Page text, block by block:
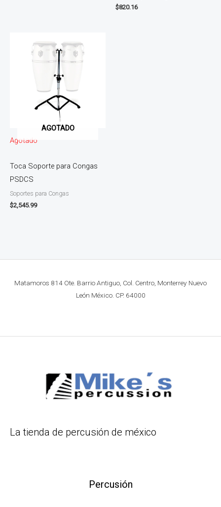
$820.16
AGOTADO
Agotado
Toca Soporte para Congas
PSDCS
Soportes para Congas
$2,545.99
Matamoros 814 Ote. Barrio Antiguo, Col. Centro, Monterrey Nuevo
León México. CP. 64000
La tienda de percusión de méxico
Percusión